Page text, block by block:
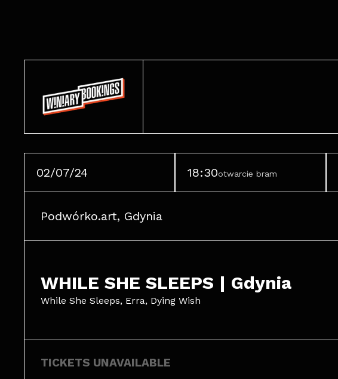
02/07/24 18:30otwarcie bram
Podwórko.art, Gdynia
WHILE SHE SLEEPS | Gdynia
While She Sleeps, Erra, Dying Wish
TICKETS UNAVAILABLE